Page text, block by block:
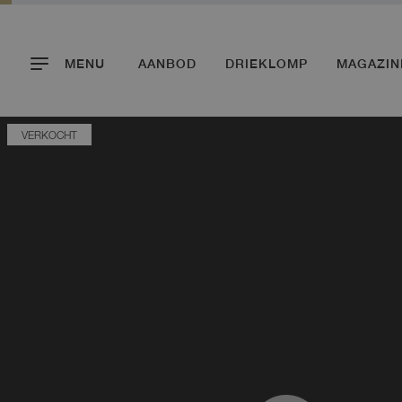
MENU AANBOD DRIEKLOMP
VERKOCHT